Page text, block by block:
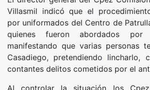
Villasmil indicó que el
por uniformados del Centro de
quienes fueron abordados por
manifestando que varias personas
Casadiego, pretendiendo lincharlo,
contantes delitos cometidos por el
Al controlar la situación los